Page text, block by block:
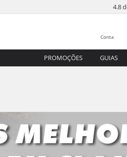
4.8
Conta
PROMOÇÕES GUIAS